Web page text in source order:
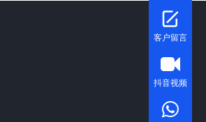
客户留言
抖音视频